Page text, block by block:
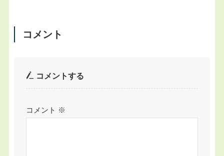
コメント
コメントする
コメント ※